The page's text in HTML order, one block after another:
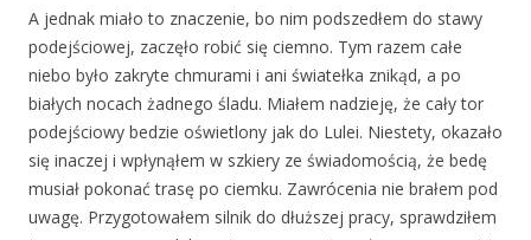
A jednak miało to znaczenie, bo nim podszedłem do stawy
podejściowej, zaczęło robić się ciemno. Tym razem całe
niebo było zakryte chmurami i ani światełka znikąd, a po
białych nocach żadnego śladu. Miałem nadzieję, że cały tor
podejściowy bedzie oświetlony jak do Lulei. Niestety, okazało
się inaczej i wpłynąłem w szkiery ze świadomością, że bedę
musiał pokonać trasę po ciemku. Zawrócenia nie brałem pod
uwagę. Przygotowałem silnik do dłuższej pracy, sprawdziłem